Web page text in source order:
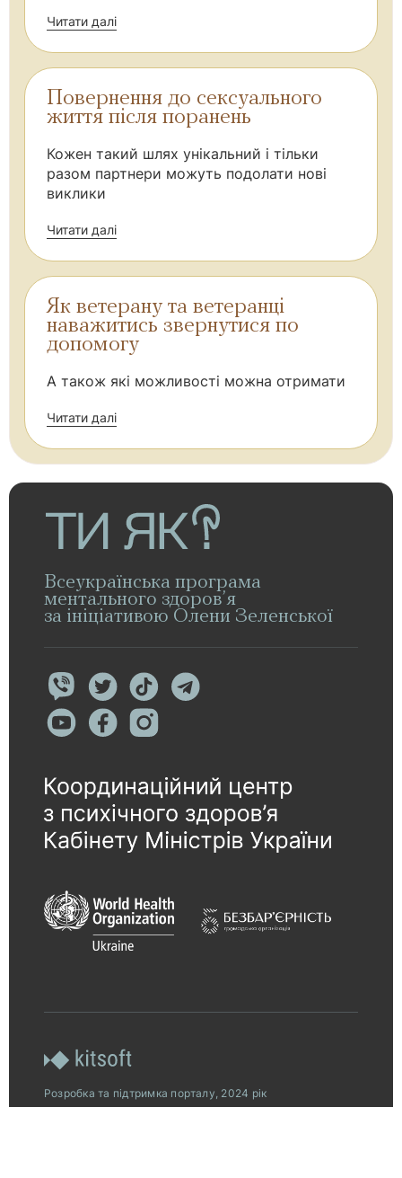
Читати далі
Повернення до сексуального
життя після поранень
Кожен такий шлях унікальний і тільки
разом партнери можуть подолати нові
виклики
Читати далі
Як ветерану та ветеранці
наважитись звернутися по
допомогу
А також які можливості можна отримати
Читати далі
Всеукраїнська програма
ментального здоров’я
за ініціативою Олени Зеленської
Розробка та підтримка порталу, 2024 рік